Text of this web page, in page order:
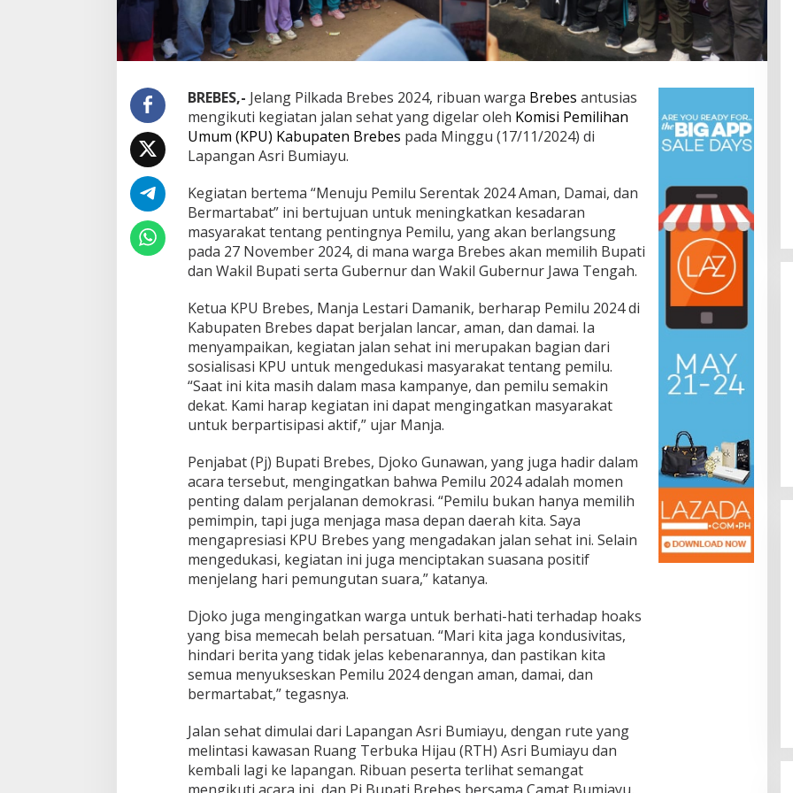
h
t
K
U
,
P
j
B
p
a
t
i
B
r
b
e
s
A
j
a
k
J
a
a
K
o
n
d
u
s
i
v
t
a
s
e
l
n
g
P
i
BREBES,- Jelang Pilkada Brebes 2024, ribuan warga Brebes antusias
mengikuti kegiatan jalan sehat yang digelar oleh Komisi Pemilihan
Umum (KPU) Kabupaten Brebes pada Minggu (17/11/2024) di
Lapangan Asri Bumiayu.
Kegiatan bertema “Menuju Pemilu Serentak 2024 Aman, Damai, dan
Bermartabat” ini bertujuan untuk meningkatkan kesadaran
masyarakat tentang pentingnya Pemilu, yang akan berlangsung
pada 27 November 2024, di mana warga Brebes akan memilih Bupati
dan Wakil Bupati serta Gubernur dan Wakil Gubernur Jawa Tengah.
Ketua KPU Brebes, Manja Lestari Damanik, berharap Pemilu 2024 di
Kabupaten Brebes dapat berjalan lancar, aman, dan damai. Ia
menyampaikan, kegiatan jalan sehat ini merupakan bagian dari
sosialisasi KPU untuk mengedukasi masyarakat tentang pemilu.
“Saat ini kita masih dalam masa kampanye, dan pemilu semakin
dekat. Kami harap kegiatan ini dapat mengingatkan masyarakat
untuk berpartisipasi aktif,” ujar Manja.
Penjabat (Pj) Bupati Brebes, Djoko Gunawan, yang juga hadir dalam
acara tersebut, mengingatkan bahwa Pemilu 2024 adalah momen
penting dalam perjalanan demokrasi. “Pemilu bukan hanya memilih
pemimpin, tapi juga menjaga masa depan daerah kita. Saya
mengapresiasi KPU Brebes yang mengadakan jalan sehat ini. Selain
mengedukasi, kegiatan ini juga menciptakan suasana positif
menjelang hari pemungutan suara,” katanya.
Djoko juga mengingatkan warga untuk berhati-hati terhadap hoaks
yang bisa memecah belah persatuan. “Mari kita jaga kondusivitas,
hindari berita yang tidak jelas kebenarannya, dan pastikan kita
semua menyukseskan Pemilu 2024 dengan aman, damai, dan
bermartabat,” tegasnya.
Jalan sehat dimulai dari Lapangan Asri Bumiayu, dengan rute yang
melintasi kawasan Ruang Terbuka Hijau (RTH) Asri Bumiayu dan
kembali lagi ke lapangan. Ribuan peserta terlihat semangat
Jalan Bergelombang dan Minim
Lampu di Ruas Bumiayu–
Bantarkawung Telan Korban,
Innova Hantam Pohon di
Bantarkawung
In Berita, Daerah, Ekonomi, Hukum & Kriminal, Info
Desa, Nasional, Otomatif, Politik,